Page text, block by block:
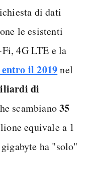
di dati
le esistenti
4G LTE e la
entro il 2019nel
di
scambiano35
equivale a 1
ha "solo"